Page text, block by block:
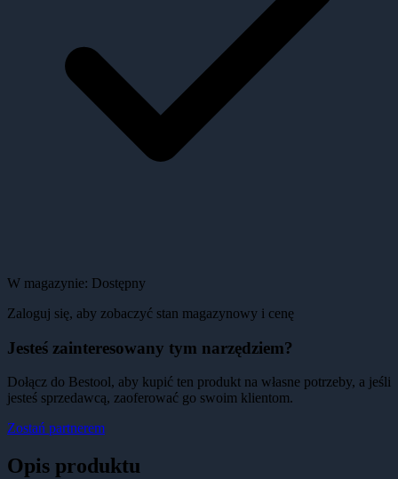
W magazynie: Dostępny
Zaloguj się, aby zobaczyć stan magazynowy i cenę
Jesteś zainteresowany tym narzędziem?
Dołącz do Bestool, aby kupić ten produkt na własne potrzeby, a jeśli
jesteś sprzedawcą, zaoferować go swoim klientom.
Zostań partnerem
Opis produktu